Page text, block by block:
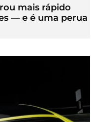
mais rápido
— e é uma perua